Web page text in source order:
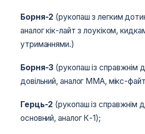
Борня-2 (рукопаш з легким
аналог кік-лайт з лоукіком,
утриманнями.)
Борня-3 (рукопаш із справжнім
довільний, аналог ММА, мікс-
Герць-2 (рукопаш із справжнім
основний, аналог К-1);